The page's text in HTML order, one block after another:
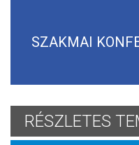
SZAKMAI
RÉSZLETES